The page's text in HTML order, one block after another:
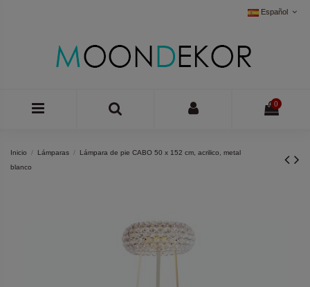
Español
0
Inicio Lámparas
Lámpara de pie CABO 50 x 152 cm, acrilico, metal
blanco